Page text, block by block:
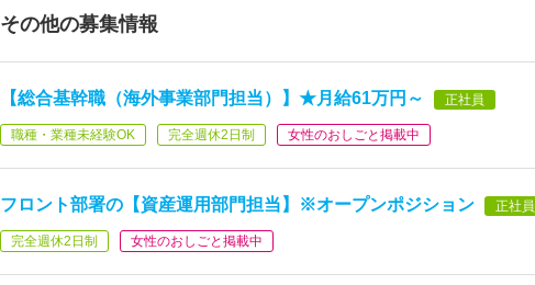
その他の募集情報
【総合基幹職（海外事業部門担当）】★月給61万円～ 正社員
職種・業種未経験OK 完全週休2日制 女性のおしごと掲載中
フロント部署の【資産運用部門担当】※オープンポジション 正社員
完全週休2日制 女性のおしごと掲載中